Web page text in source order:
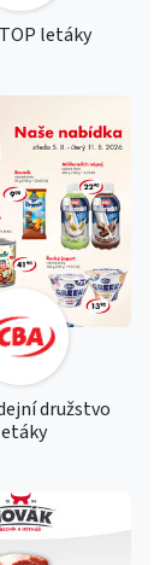
letáky
družstvo